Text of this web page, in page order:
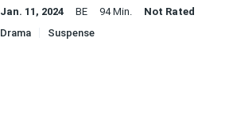
Jan. 11, 2024 BE 94 Min.
Not Rated
Drama
Suspense